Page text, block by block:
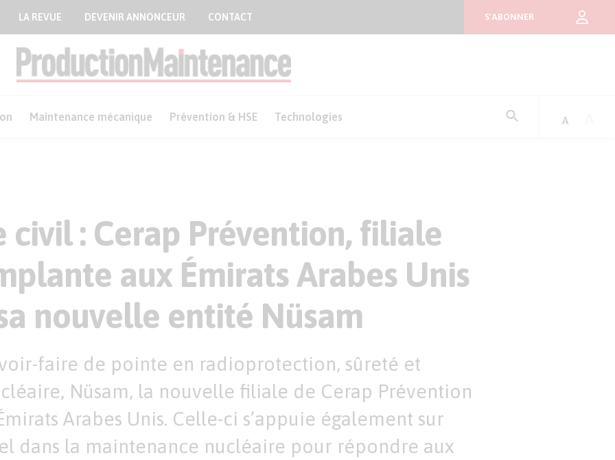
LA REVUE DEVENIR ANNONCEUR CONTACT S'ABONNER
Maintenance mécanique Prévention & HSE Technologies
civil : Cerap Prévention, filiale
aux Émirats Arabes Unis
nouvelle entité Nüsam
faire de pointe en radioprotection, sûreté et
Nüsam, la nouvelle filiale de Cerap Prévention
Arabes Unis. Celle-ci s’appuie également sur
dans la maintenance nucléaire pour répondre aux